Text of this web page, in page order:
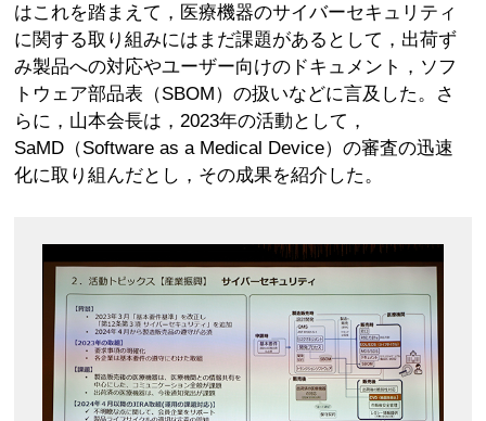
はこれを踏まえて，医療機器のサイバーセキュリティ
に関する取り組みにはまだ課題があるとして，出荷ず
み製品への対応やユーザー向けのドキュメント，ソフ
トウェア部品表（SBOM）の扱いなどに言及した。さ
らに，山本会長は，2023年の活動として，
SaMD（Software as a Medical Device）の審査の迅速
化に取り組んだとし，その成果を紹介した。